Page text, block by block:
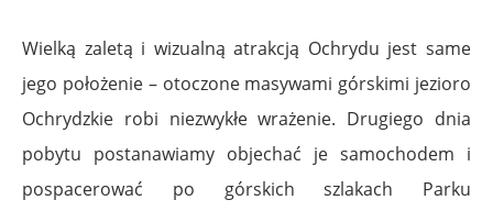
Wielką zaletą i wizualną atrakcją Ochrydu jest same
jego położenie – otoczone masywami górskimi jezioro
Ochrydzkie robi niezwykłe wrażenie. Drugiego dnia
pobytu postanawiamy objechać je samochodem i
pospacerować po górskich szlakach Parku